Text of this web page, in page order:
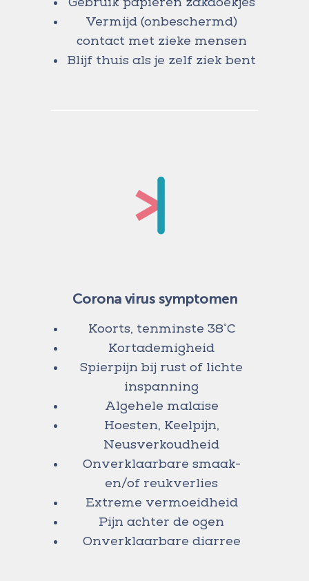
Gebruik papieren zakdoekjes
Vermijd (onbeschermd)
contact met zieke mensen
Blijf thuis als je zelf ziek bent
Corona virus symptomen
Koorts, tenminste 38◦C
Kortademigheid
Spierpijn bij rust of lichte
inspanning
Algehele malaise
Hoesten, Keelpijn,
Neusverkoudheid
Onverklaarbare smaak-
en/of reukverlies
Extreme vermoeidheid
Pijn achter de ogen
Onverklaarbare diarree